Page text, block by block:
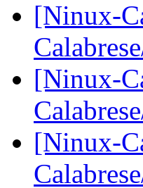
[Ninux-
[Ninux-
[Ninux-